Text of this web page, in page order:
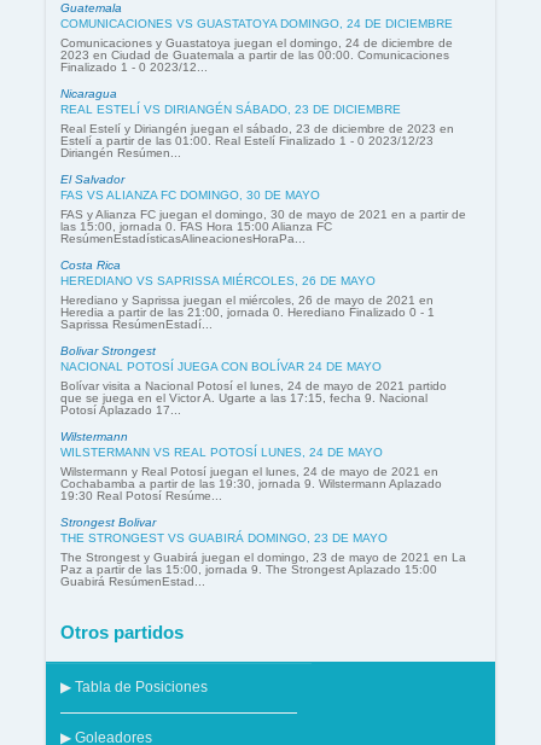
Guatemala
COMUNICACIONES VS GUASTATOYA DOMINGO, 24 DE DICIEMBRE
Comunicaciones y Guastatoya juegan el domingo, 24 de diciembre de
2023 en Ciudad de Guatemala a partir de las 00:00. Comunicaciones
Finalizado 1 - 0 2023/12...
Nicaragua
REAL ESTELÍ VS DIRIANGÉN SÁBADO, 23 DE DICIEMBRE
Real Estelí y Diriangén juegan el sábado, 23 de diciembre de 2023 en
Estelí a partir de las 01:00. Real Estelí Finalizado 1 - 0 2023/12/23
Diriangén Resúmen...
El Salvador
FAS VS ALIANZA FC DOMINGO, 30 DE MAYO
FAS y Alianza FC juegan el domingo, 30 de mayo de 2021 en a partir de
las 15:00, jornada 0. FAS Hora 15:00 Alianza FC
ResúmenEstadísticasAlineacionesHoraPa...
Costa Rica
HEREDIANO VS SAPRISSA MIÉRCOLES, 26 DE MAYO
Herediano y Saprissa juegan el miércoles, 26 de mayo de 2021 en
Heredia a partir de las 21:00, jornada 0. Herediano Finalizado 0 - 1
Saprissa ResúmenEstadí...
Bolivar Strongest
NACIONAL POTOSÍ JUEGA CON BOLÍVAR 24 DE MAYO
Bolívar visita a Nacional Potosí el lunes, 24 de mayo de 2021 partido
que se juega en el Victor A. Ugarte a las 17:15, fecha 9. Nacional
Potosí Aplazado 17...
Wilstermann
WILSTERMANN VS REAL POTOSÍ LUNES, 24 DE MAYO
Wilstermann y Real Potosí juegan el lunes, 24 de mayo de 2021 en
Cochabamba a partir de las 19:30, jornada 9. Wilstermann Aplazado
19:30 Real Potosí Resúme...
Strongest Bolivar
THE STRONGEST VS GUABIRÁ DOMINGO, 23 DE MAYO
The Strongest y Guabirá juegan el domingo, 23 de mayo de 2021 en La
Paz a partir de las 15:00, jornada 9. The Strongest Aplazado 15:00
Guabirá ResúmenEstad...
Otros partidos
▶ Tabla de Posiciones
▶ Goleadores